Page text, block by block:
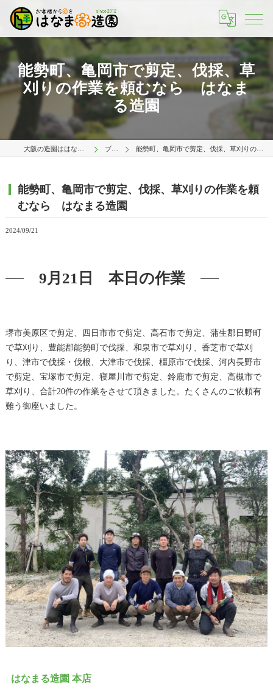
能勢町、亀岡市で剪定、伐採、草
刈りの作業を頼むなら はなま
る造園
ブログ 能勢町、亀岡市で剪定、伐採、草刈りの作業を頼むなら はなまる造園
能勢町、亀岡市で剪定、伐採、草刈りの作業を頼
むなら はなまる造園
2024/09/21
9月21日 本日の作業
堺市美原区で剪定、四日市市で剪定、高石市で剪定、蒲生郡日野町
で草刈り、豊能郡能勢町で伐採、和泉市で草刈り、香芝市で草刈
り、津市で伐採・伐根、大津市で伐採、橿原市で伐採、河内長野市
で剪定、宝塚市で剪定、寝屋川市で剪定、鈴鹿市で剪定、高槻市で
草刈り、合計20件の作業をさせて頂きました。たくさんのご依頼有
難う御座いました。
はなまる造園 本店